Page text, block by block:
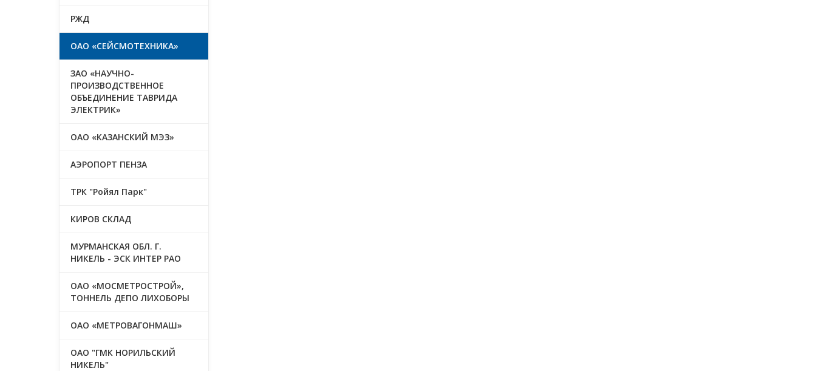
РЖД
ОАО «СЕЙСМОТЕХНИКА»
ЗАО «НАУЧНО-
ПРОИЗВОДСТВЕННОЕ
ОБЪЕДИНЕНИЕ ТАВРИДА
ЭЛЕКТРИК»
ОАО «КАЗАНСКИЙ МЭЗ»
АЭРОПОРТ ПЕНЗА
ТРК "Ройял Парк"
КИРОВ СКЛАД
МУРМАНСКАЯ ОБЛ. Г.
НИКЕЛЬ - ЭСК ИНТЕР РАО
ОАО «МОСМЕТРОСТРОЙ»,
ТОННЕЛЬ ДЕПО ЛИХОБОРЫ
ОАО «МЕТРОВАГОНМАШ»
ОАО "ГМК НОРИЛЬСКИЙ
НИКЕЛЬ"